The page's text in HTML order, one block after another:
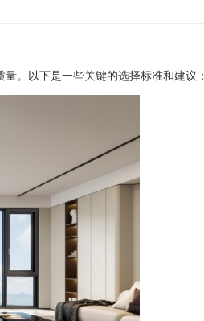
。以下是一些关键的选择标准和建议：